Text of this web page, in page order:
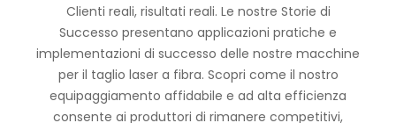
Clienti reali, risultati reali. Le nostre Storie di
Successo presentano applicazioni pratiche e
implementazioni di successo delle nostre macchine
per il taglio laser a fibra. Scopri come il nostro
equipaggiamento affidabile e ad alta efficienza
consente ai produttori di rimanere competitivi,